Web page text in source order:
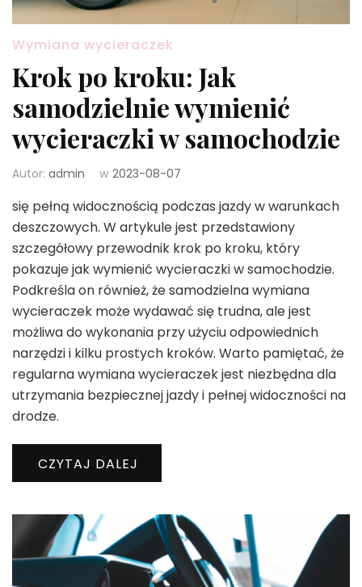
Wymiana wycieraczek
Krok po kroku: Jak
samodzielnie wymienić
wycieraczki w samochodzie
Autor: admin w 2023-08-07
się pełną widocznością podczas jazdy w warunkach
deszczowych. W artykule jest przedstawiony
szczegółowy przewodnik krok po kroku, który
pokazuje jak wymienić wycieraczki w samochodzie.
Podkreśla on również, że samodzielna wymiana
wycieraczek może wydawać się trudna, ale jest
możliwa do wykonania przy użyciu odpowiednich
narzędzi i kilku prostych kroków. Warto pamiętać, że
regularna wymiana wycieraczek jest niezbędna dla
utrzymania bezpiecznej jazdy i pełnej widoczności na
drodze.
CZYTAJ DALEJ